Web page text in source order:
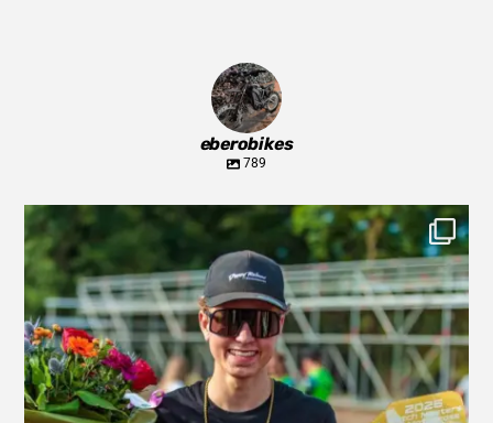
eberobikes
789